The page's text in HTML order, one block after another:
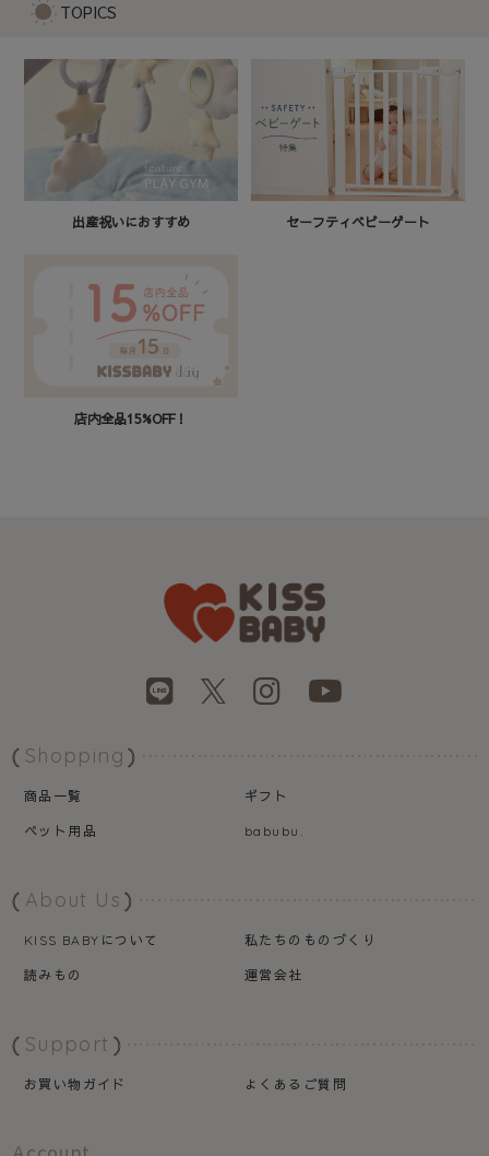
TOPICS
出産祝いにおすすめ セーフティベビーゲート
店内全品15%OFF！
Shopping
商品一覧
ギフト
ペット用品
babubu.
About Us
KISS BABY について
私たちのものづくり
読みもの
運営会社
Support
お買い物ガイド よくあるご質問